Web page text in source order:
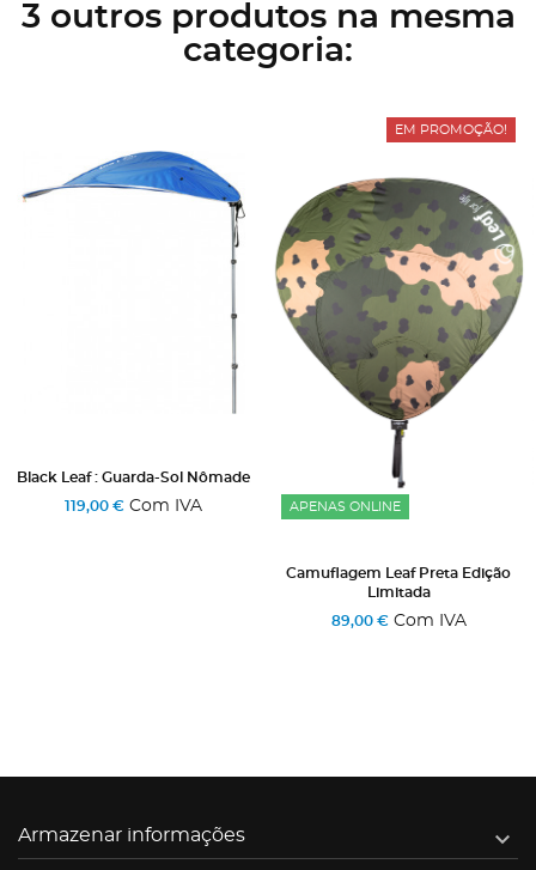
3 outros produtos na mesma
categoria:
Black Leaf : Guarda-Sol Nômade
119,00 € Com IVA APENAS ONLINE
EM PROMOÇÃO!
Camuflagem Leaf Preta Edição
Limitada
89,00 €Com IVA
Armazenar informações 